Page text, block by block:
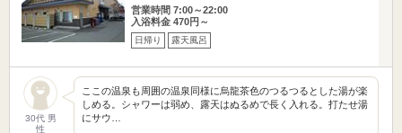
営業時間 7:00～22:00
入浴料金 470円～
日帰り 露天風呂
30代 男
性
ここの温泉も周囲の温泉同様に烏龍茶色のつるつるとした湯が楽
しめる。シャワーは弱め、露天はぬるめで長く入れる。打たせ湯
にサウ…